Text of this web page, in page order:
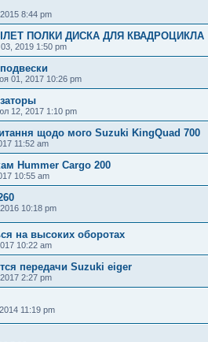
8:44 pm
ПОЛКИ ДИСКА ДЛЯ КВАДРОЦИКЛА
2019 1:50 pm
01, 2017 10:26 pm
12, 2017 1:10 pm
щодо мого Suzuki KingQuad 700
11:52 am
Hummer Cargo 200
10:55 am
10:18 pm
на высоких оборотах
10:22 am
передачи Suzuki eiger
2:27 pm
11:19 pm